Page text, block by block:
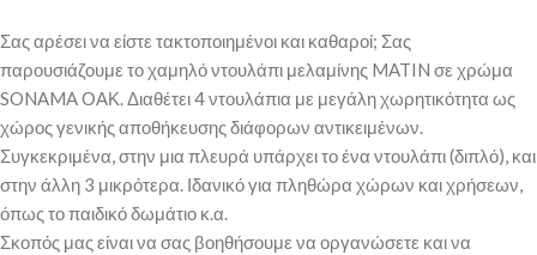
Σας αρέσει να είστε τακτοποιημένοι και καθαροί; Σας
παρουσιάζουμε το χαμηλό ντουλάπι μελαμίνης MATIN σε χρώμα
SONAMA ΟΑΚ. Διαθέτει 4 ντουλάπια με μεγάλη χωρητικότητα ως
χώρος γενικής αποθήκευσης διάφορων αντικειμένων.
Συγκεκριμένα, στην μια πλευρά υπάρχει το ένα ντουλάπι (διπλό), και
στην άλλη 3 μικρότερα. Ιδανικό για πληθώρα χώρων και χρήσεων,
όπως το παιδικό δωμάτιο κ.α.
Σκοπός μας είναι να σας βοηθήσουμε να οργανώσετε και να